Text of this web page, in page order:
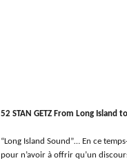
52 STAN GETZ From Long Island
“Long Island Sound”… En ce
pour n’avoir à offrir qu’un